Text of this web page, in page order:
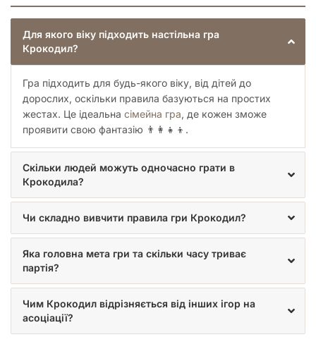
Для якого віку підходить настільна гра
Крокодил?
Гра підходить для будь-якого віку, від дітей до
дорослих, оскільки правила базуються на простих
жестах. Це ідеальна сімейна гра, де кожен зможе
проявити свою фантазію 👨‍👩‍👧‍👦.
Скільки людей можуть одночасно грати в
Крокодила?
Чи складно вивчити правила гри Крокодил?
Яка головна мета гри та скільки часу триває
партія?
Чим Крокодил відрізняється від інших ігор на
асоціації?